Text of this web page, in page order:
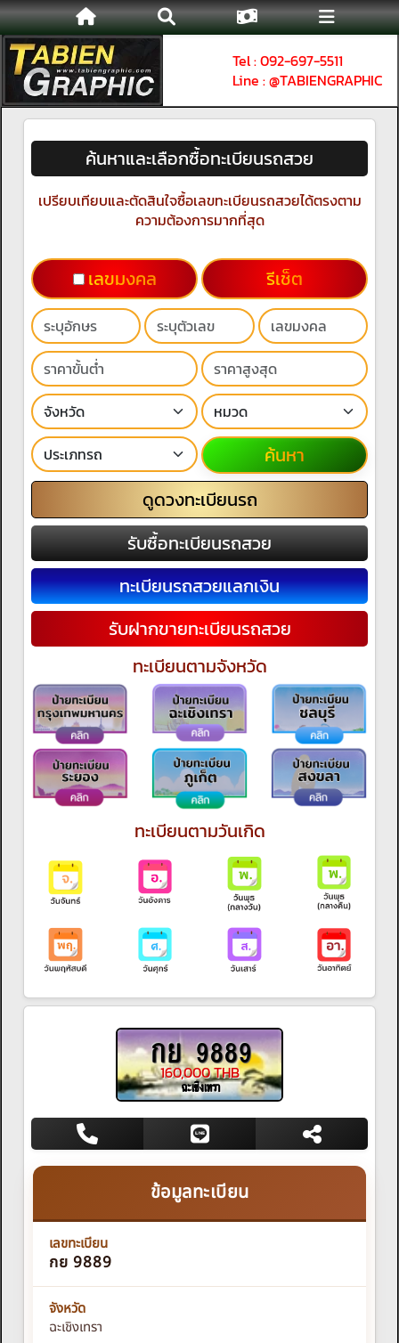
Tel : 092-697-5511
Line : @TABIENGRAPHIC
ค้นหาและเลือกซื้อทะเบียนรถสวย
เปรียบเทียบและตัดสินใจซื้อเลขทะเบียนรถสวยได้ตรงตาม
ความต้องการมากที่สุด
เลขมงคล รีเช็ต
ค้นหา
ดูดวงทะเบียนรถ
รับซื้อทะเบียนรถสวย
ทะเบียนรถสวยแลกเงิน
รับฝากขายทะเบียนรถสวย
ทะเบียนตามจังหวัด
ทะเบียนตามวันเกิด
กย 9889
160,000 THB
ฉะเชิงเทรา
ข้อมูลทะเบียน
เลขทะเบียน
กย 9889
จังหวัด
ฉะเชิงเทรา